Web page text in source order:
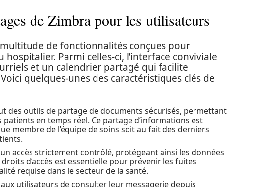
de Zimbra pour les utilisateurs
de fonctionnalités conçues pour
Parmi celles-ci, l’interface conviviale
et un calendrier partagé qui facilite
quelques-unes des caractéristiques clés de
des outils de partage de documents sécurisés, permettant
en temps réel. Ce partage d’informations est
membre de l’équipe de soins soit au fait des derniers
accès strictement contrôlé, protégeant ainsi les données
d’accès est essentielle pour prévenir les fuites
requise dans le secteur de la santé.
utilisateurs de consulter leur messagerie depuis